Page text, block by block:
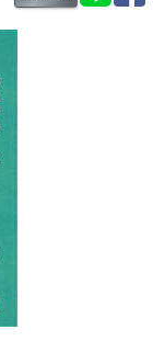
推薦 、 國際布克
念華